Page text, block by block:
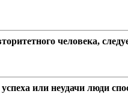
человека,
или неудачи люди